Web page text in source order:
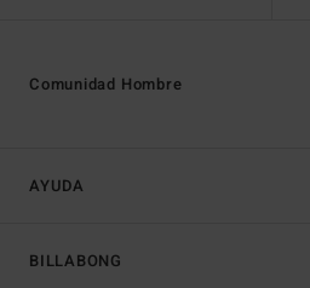
AYUDA
BILLABONG
Comunidad Hombre